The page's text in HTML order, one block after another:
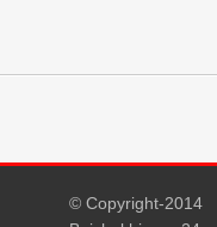
© Copyright-2014